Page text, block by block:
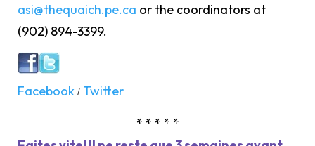
asi@thequaich.pe.ca or the coordinators at
(902) 894-3399.
Facebook / Twitter
* * * * *